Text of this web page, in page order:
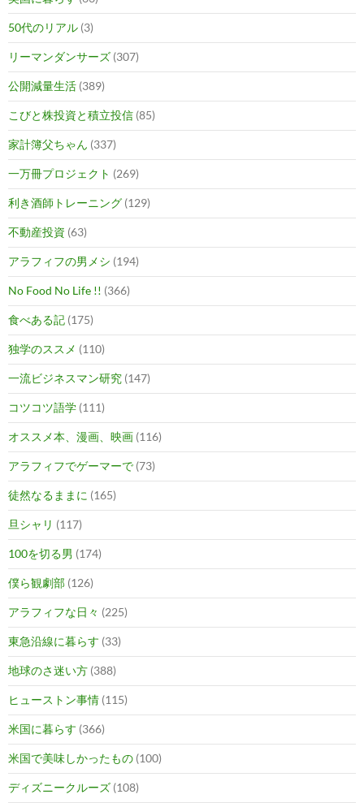
50代のリアル (3)
リーマンダンサーズ (307)
公開減量生活 (389)
こびと株投資と積立投信 (85)
家計簿父ちゃん (337)
一万冊プロジェクト (269)
利き酒師トレーニング (129)
不動産投資 (63)
アラフィフの男メシ (194)
No Food No Life !! (366)
食べある記 (175)
独学のススメ (110)
一流ビジネスマン研究 (147)
コツコツ語学 (111)
オススメ本、漫画、映画 (116)
アラフィフでゲーマーで (73)
徒然なるままに (165)
旦シャリ (117)
100を切る男 (174)
僕ら観劇部 (126)
アラフィフな日々 (225)
東急沿線に暮らす (33)
地球のさ迷い方 (388)
ヒューストン事情 (115)
米国に暮らす (366)
米国で美味しかったもの (100)
ディズニークルーズ (108)